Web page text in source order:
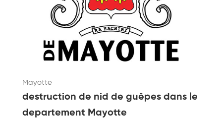
Mayotte
destruction de nid de guêpes dans le
departement Mayotte